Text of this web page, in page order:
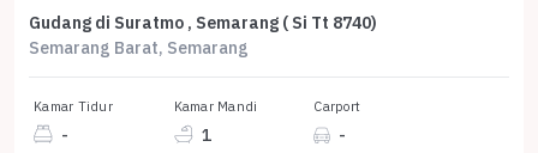
Gudang di Suratmo , Semarang ( Si Tt 8740)
Semarang Barat, Semarang
Kamar Tidur
-
Kamar Mandi
1
Carport
-